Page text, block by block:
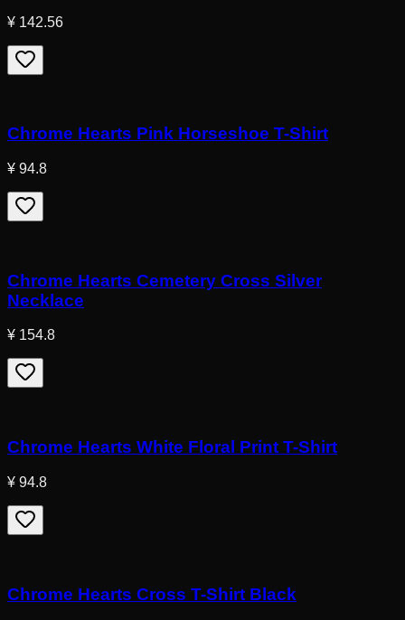
¥ 142.56
Chrome Hearts Pink Horseshoe T-Shirt
¥ 94.8
Chrome Hearts Cemetery Cross Silver
Necklace
¥ 154.8
Chrome Hearts White Floral Print T-Shirt
¥ 94.8
Chrome Hearts Cross T-Shirt Black